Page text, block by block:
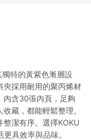
質選品不限金
特的黃紫色漸層設
夾採用耐用的聚丙烯材
內含30張內頁，足夠
藏，都能輕鬆整理。
潔有序。選擇KOKU
具效率與品味。